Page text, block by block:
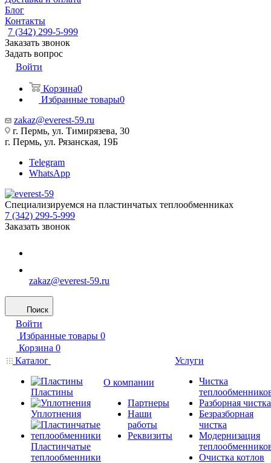
Блог
Контакты
7 (342) 299-5-999
Заказать звонок
Задать вопрос
Войти
Корзина0
Избранные товары0
zakaz@everest-59.ru
г. Пермь, ул. Тимирязева, 30
г. Пермь, ул. Рязанская, 19Б
Telegram
WhatsApp
Специализируемся на пластинчатых теплообменниках
7 (342) 299-5-999
Заказать звонок
zakaz@everest-59.ru
Поиск
Войти
Избранные товары 0
Корзина 0
Каталог
Пластины
Уплотнения
Пластинчатые
теплообменники
О компании
Партнеры
Наши
работы
Реквизиты
Услуги
Чистка
Разборная чистка
Безразборная
чистка
Модернизация
Очистка котлов